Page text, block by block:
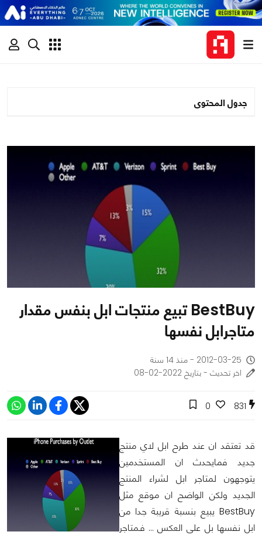
جدول المحتوى
BestBuy تبيع منتجات ابل بنفس مقدار
متاجرابل نفسها
2012-03-25 - منذ 14 سنة
اخر تحديث - بتاريخ 2022-02-08
831
0
قد تعتقد ان عند طرح ابل لاي منتج
جديد فمايحدث ان المستخدمين
يتوجهون لمتاجر ابل لشراء المنتج
الجديد ولكن الواضح ان موقع مثل
BestBuy يبيع بنسبة قريبة جدا من
ابل نفسها بل على العكس … فـمتاجر